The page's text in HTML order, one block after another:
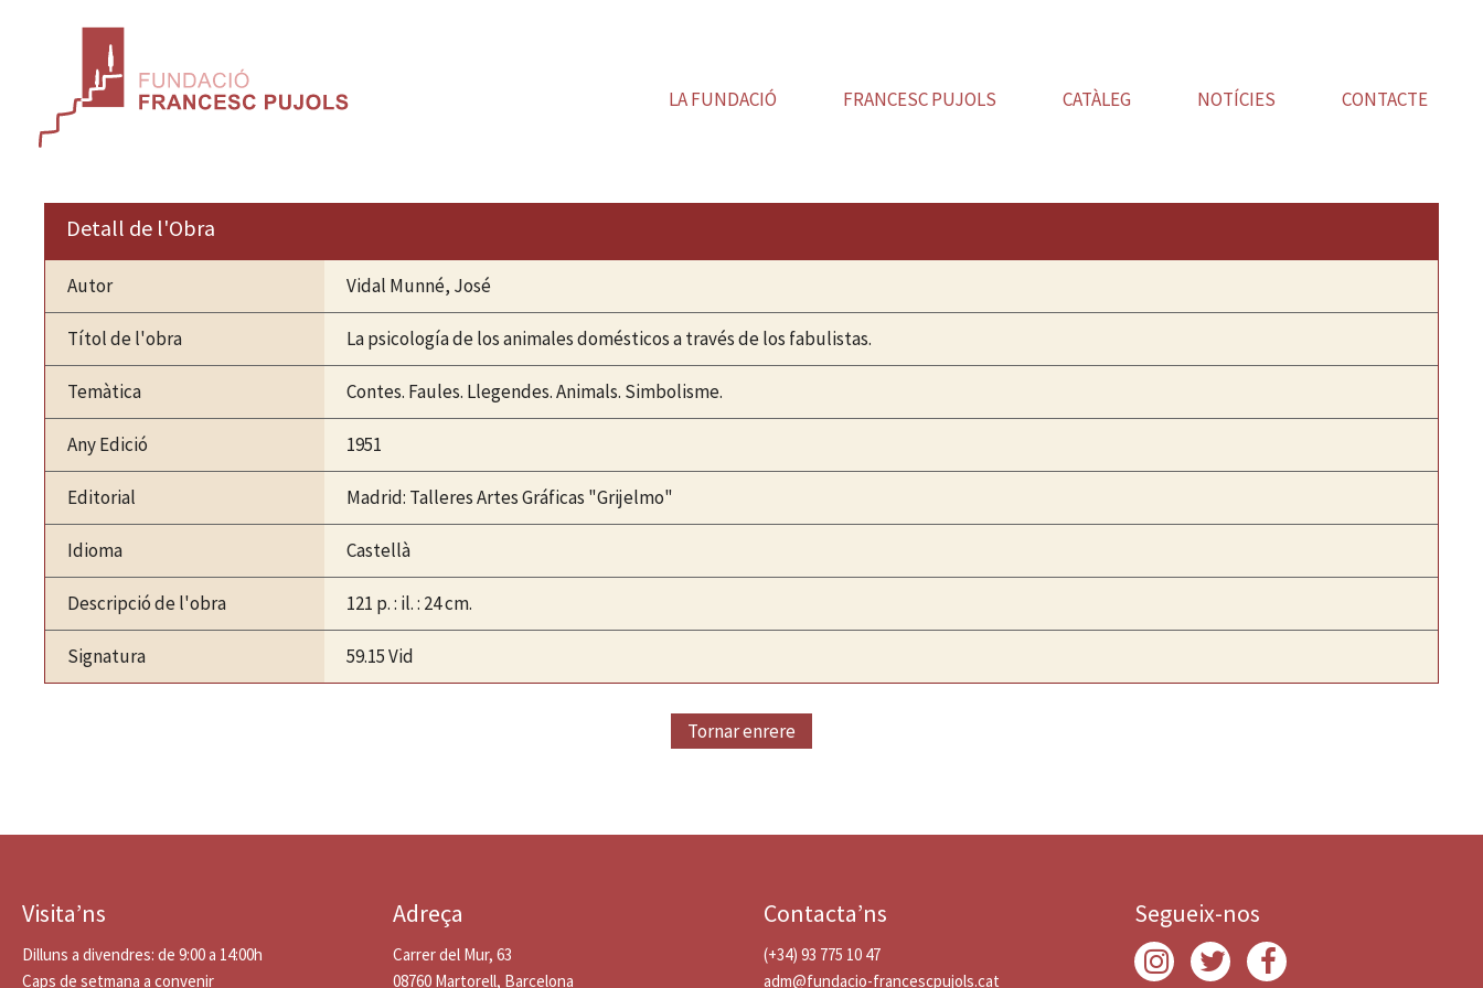
LA FUNDACIÓ
FRANCESC PUJOLS CATÀLEG NOTÍCIES CONTACTE
Detall de l'Obra
Autor Vidal Munné, José
Títol de l'obra La psicología de los animales domésticos a través de los fabulistas.
Temàtica Contes. Faules. Llegendes. Animals. Simbolisme.
Any Edició 1951
Editorial Madrid: Talleres Artes Gráficas "Grijelmo"
Idioma Castellà
Descripció de l'obra 121 p. : il. : 24 cm.
Signatura 59.15 Vid
Tornar enrere
Visita’ns
Dilluns a divendres: de 9:00 a 14:00h
Caps de setmana a convenir
Adreça
Carrer del Mur, 63
08760 Martorell, Barcelona
Contacta’ns
(+34) 93 775 10 47
adm@fundacio-francescpujols.cat
Segueix-nos